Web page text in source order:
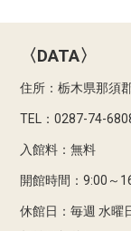
〈DATA〉
住所：栃木県那須
TEL：0287-74-
入館料：無料
開館時間：9:00～
休館日：毎週 水曜